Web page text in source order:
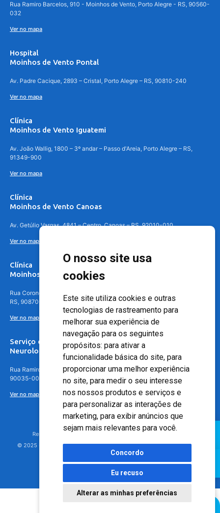
O nosso site usa
cookies
Este site utiliza cookies e outras
tecnologias de rastreamento para
melhorar sua experiência de
navegação para os seguintes
propósitos: para ativar a
funcionalidade básica do site, para
proporcionar uma melhor experiência
no site, para medir o seu interesse
nos nossos produtos e serviços e
para personalizar as interações de
marketing, para exibir anúncios que
sejam mais relevantes para você.
Concordo
Eu recuso
Alterar as minhas preferências
Rua Ramiro Barcelos, 910 - Moinhos de Vento, Porto Alegre - RS, 90560-
032
Ver no mapa
Hospital
Moinhos de Vento Pontal
Av. Padre Cacique, 2893 – Cristal, Porto Alegre – RS, 90810-240
Ver no mapa
Clínica
Moinhos de Vento Iguatemi
Av. João Wallig, 1800 – 3º andar – Passo d'Areia, Porto Alegre – RS,
91349-900
Ver no mapa
Clínica
Moinhos de Vento Canoas
Av. Getúlio Vargas, 4841 – Centro, Canoas – RS, 92010-010
Ver no mapa
Clínica
Moinhos de Vento - Teresópolis
Rua Coronel Aparício Borges, 250 - 3º andar - Teresópolis, Porto Alegre -
RS, 90870-016
Ver no mapa
Serviço de
Neurologia
Rua Ramiro Barcelos, 630 – 5º andar – Floresta, Porto Alegre – RS,
90035-001
Ver no mapa
Responsável Técnico: Dr. Luiz Antonio Nasi - CREMERS 11217
© 2025 - Hospital Moinhos de Vento - Registro Empresa (CRM-RS): 425